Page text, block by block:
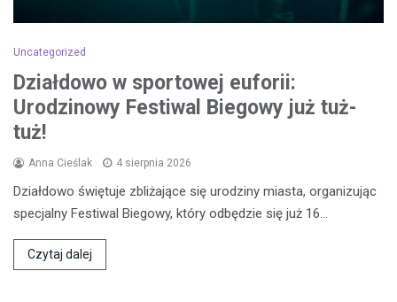
Uncategorized
Działdowo w sportowej euforii:
Urodzinowy Festiwal Biegowy już tuż-
tuż!
Anna Cieślak 4 sierpnia 2026
Działdowo świętuje zbliżające się urodziny miasta, organizując
specjalny Festiwal Biegowy, który odbędzie się już 16…
Czytaj dalej